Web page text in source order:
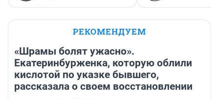
РЕКОМЕНДУЕМ
«Шрамы болят ужасно».
Екатеринбурженка, которую облили
кислотой по указке бывшего,
рассказала о своем восстановлении